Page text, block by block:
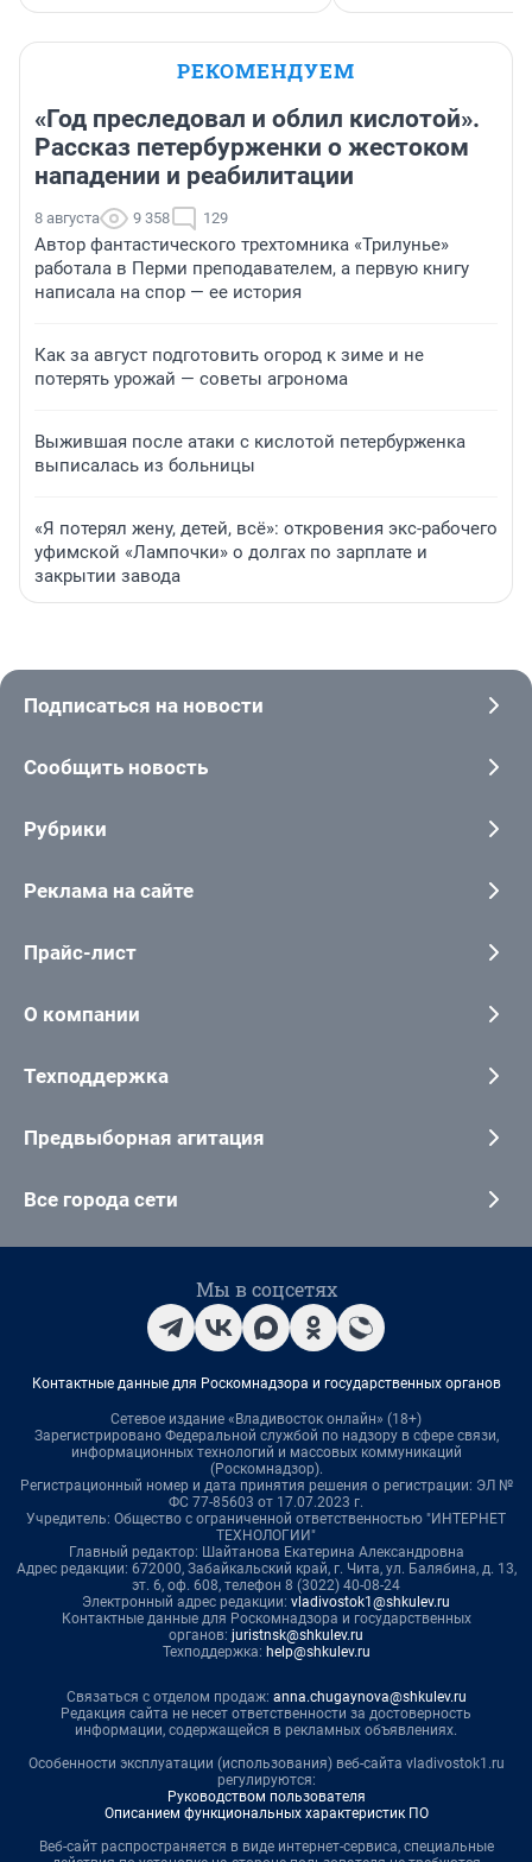
РЕКОМЕНДУЕМ
«Год преследовал и облил кислотой».
Рассказ петербурженки о жестоком
нападении и реабилитации
8 августа 9 358 129
Автор фантастического трехтомника «Трилунье»
работала в Перми преподавателем, а первую книгу
написала на спор — ее история
Как за август подготовить огород к зиме и не
потерять урожай — советы агронома
Выжившая после атаки с кислотой петербурженка
выписалась из больницы
«Я потерял жену, детей, всё»: откровения экс-рабочего
уфимской «Лампочки» о долгах по зарплате и
закрытии завода
Подписаться на новости
Сообщить новость
Рубрики
Реклама на сайте
Прайс-лист
О компании
Техподдержка
Предвыборная агитация
Все города сети
Мы в соцсетях
Контактные данные для Роскомнадзора и государственных органов
Сетевое издание «Владивосток онлайн» (18+)
Зарегистрировано Федеральной службой по надзору в сфере связи,
информационных технологий и массовых коммуникаций
(Роскомнадзор).
Регистрационный номер и дата принятия решения о регистрации: ЭЛ №
ФС 77-85603 от 17.07.2023 г.
Учредитель: Общество с ограниченной ответственностью "ИНТЕРНЕТ
ТЕХНОЛОГИИ"
Главный редактор: Шайтанова Екатерина Александровна
Адрес редакции: 672000, Забайкальский край, г. Чита, ул. Балябина, д. 13,
эт. 6, оф. 608, телефон 8 (3022) 40-08-24
Электронный адрес редакции: vladivostok1@shkulev.ru
Контактные данные для Роскомнадзора и государственных
органов: juristnsk@shkulev.ru
Техподдержка: help@shkulev.ru
Связаться с отделом продаж: anna.chugaynova@shkulev.ru
Редакция сайта не несет ответственности за достоверность
информации, содержащейся в рекламных объявлениях.
Особенности эксплуатации (использования) веб-сайта vladivostok1.ru
регулируются:
Руководством пользователя
Описанием функциональных характеристик ПО
Веб-сайт распространяется в виде интернет-сервиса, специальные